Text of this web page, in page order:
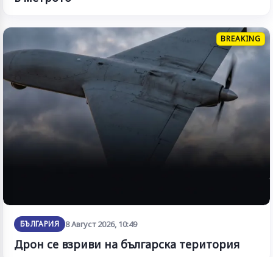
BREAKING
БЪЛГАРИЯ 8 Август 2026, 10:49
Дрон се взриви на българска територия